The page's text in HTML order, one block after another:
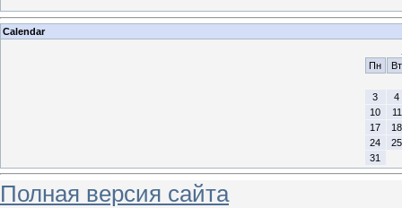
Calendar
Пн
Вт
3
4
10
11
17
18
24
25
31
Полная версия сайта